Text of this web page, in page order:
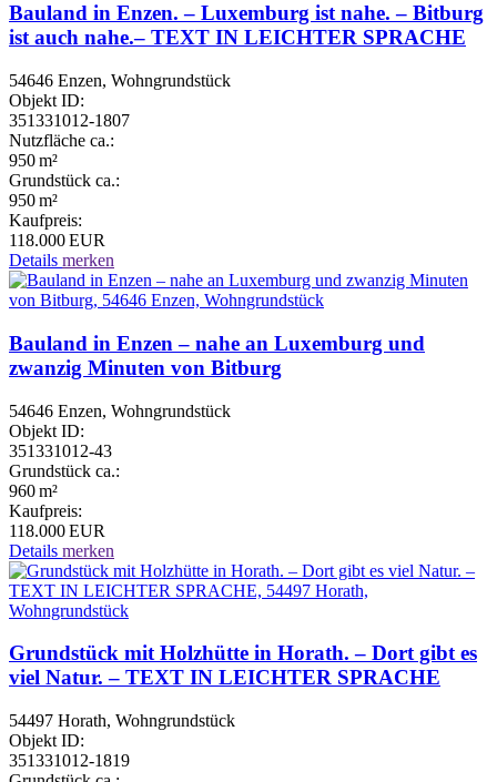
Bauland in Enzen. – Luxemburg ist nahe. – Bitburg
ist auch nahe.– TEXT IN LEICHTER SPRACHE
54646 Enzen, Wohngrundstück
Objekt ID:
351331012-1807
Nutzfläche ca.:
950 m²
Grund­stück ca.:
950 m²
Kaufpreis:
118.000 EUR
Details merken
Bauland in Enzen – nahe an Luxemburg und
zwanzig Minuten von Bitburg
54646 Enzen, Wohngrundstück
Objekt ID:
351331012-43
Grund­stück ca.:
960 m²
Kaufpreis:
118.000 EUR
Details merken
Grundstück mit Holzhütte in Horath. – Dort gibt es
viel Natur. – TEXT IN LEICHTER SPRACHE
54497 Horath, Wohngrundstück
Objekt ID:
351331012-1819